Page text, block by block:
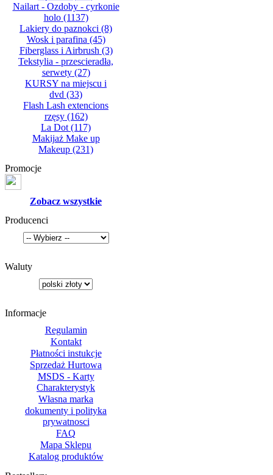
Nailart - Ozdoby - cyrkonie
holo(1137)
Lakiery do paznokci (8)
Wosk i parafina (45)
Fiberglass i Airbrush (3)
Tekstylia - przescieradła,
serwety(27)
KURSY na miejscu i
dvd (33)
Flash Lash extencions
rzęsy(162)
La Dot (117)
Makijaż Make up
Makeup (231)
Promocje
Zobacz wszystkie
Producenci
Waluty
Informacje
Regulamin
Kontakt
Płatności instukcje
Sprzedaż Hurtowa
MSDS - Karty
Charakterystyk
Własna marka
dokumenty i polityka
prywatnosci
FAQ
Mapa Sklepu
Katalog produktów